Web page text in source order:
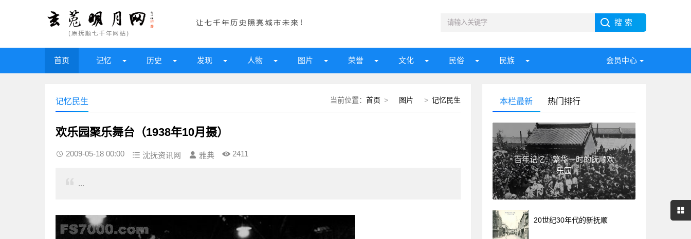
首页 记忆 历史 发现 人物 图片 荣誉 文化 民俗 民族 会员中心
当前位置： 首页 > 图片 > 记忆民生
记忆民生
欢乐园聚乐舞台（1938年10月摄）
2009-05-18 00:00 沈抚资讯网 雅典 2411
...
本栏最新 热门排行
百年记忆：繁华一时的抚顺欢
乐园
20世纪30年代的新抚顺